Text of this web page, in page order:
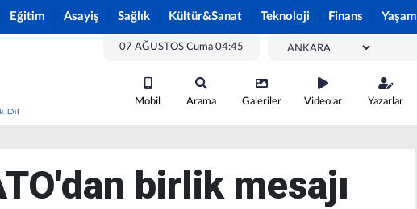
Eğitim Asayiş Sağlık Kültür&Sanat Teknoloji Finans Yaşam
07 AĞUSTOS Cuma 04:45
Mobil Arama Galeriler Videolar Yazarlar
birlik mesajı